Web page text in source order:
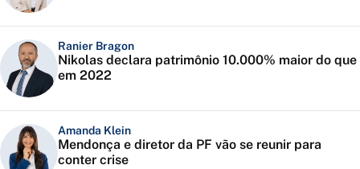
Ranier Bragon
Nikolas declara patrimônio 10.000% maior do que
em 2022
Amanda Klein
Mendonça e diretor da PF vão se reunir para
conter crise